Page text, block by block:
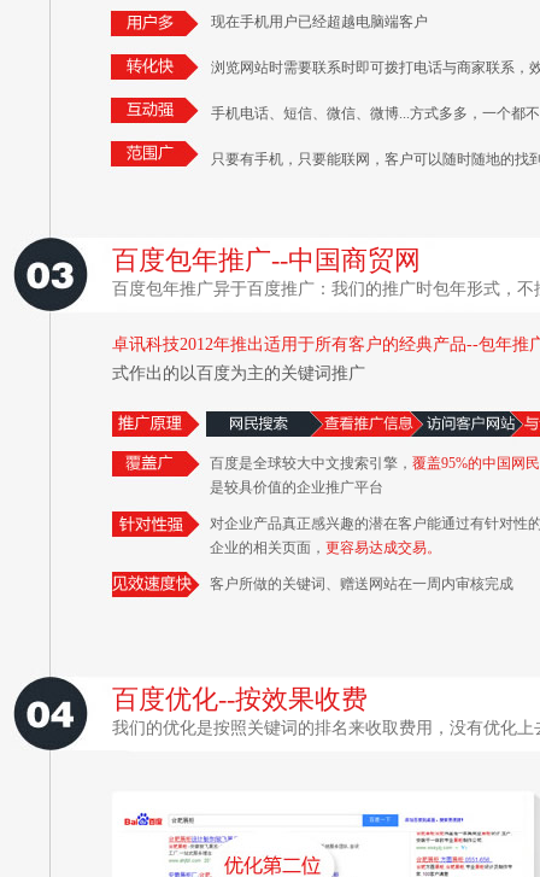
现在手机用户已经超越电脑端客户
浏览网站时需要联系时即可拨打电话与商家联系，
手机电话、短信、微信、微博...方式多多，一个都
只要有手机，只要能联网，客户可以随时随地的找
百度包年推广--中国商贸网
百度包年推广异于百度推广：我们的推广时包年形式，
卓讯科技2012年推出适用于所有客户的经典产品--包年推
式作出的以百度为主的关键词推广
百度是全球较大中文搜索引擎， 覆盖95%的中国网民
是较具价值的企业推广平台
对企业产品真正感兴趣的潜在客户能通过有针对性
企业的相关页面， 更容易达成交易。
客户所做的关键词、赠送网站在一周内审核完成
百度优化--按效果收费
我们的优化是按照关键词的排名来收取费用，没有优化